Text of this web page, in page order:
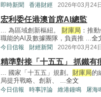
即時新聞 香港財經 2026年03月24日
宏利委任港澳首席AI總監
... 為區域創新樞紐。 財庫局 ：推
職能的AI及數據團隊，負責推 ...全
今日信報 財經新聞 2026年03月24日
精準對接「十五五」 抓鐵有
... 國家「十五五」規劃。 財庫局的
局提升戰略、創新、 ...全文
今日信報 時事評論 維港鐘鳴 屠海